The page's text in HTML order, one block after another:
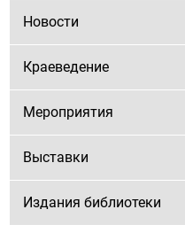
Новости
Краеведение
Мероприятия
Выставки
Издания библиотеки